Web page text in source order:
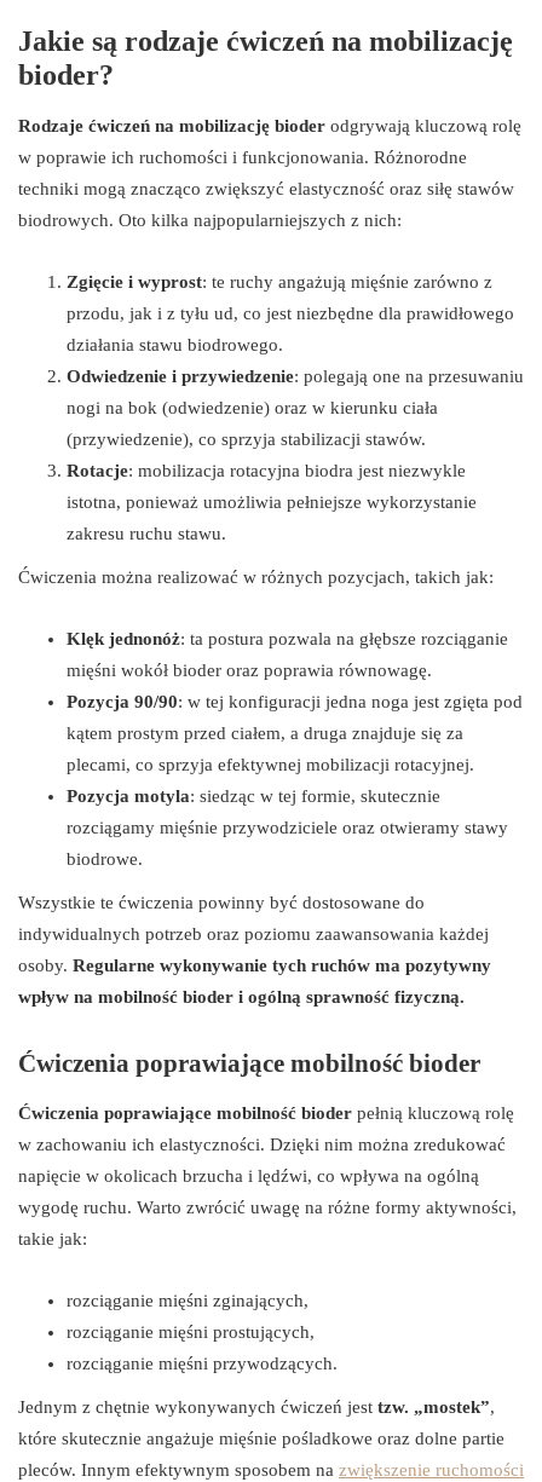
Jakie są rodzaje ćwiczeń na mobilizację
bioder?
Rodzaje ćwiczeń na mobilizację bioder odgrywają kluczową rolę
w poprawie ich ruchomości i funkcjonowania. Różnorodne
techniki mogą znacząco zwiększyć elastyczność oraz siłę stawów
biodrowych. Oto kilka najpopularniejszych z nich:
Zgięcie i wyprost: te ruchy angażują mięśnie zarówno z
przodu, jak i z tyłu ud, co jest niezbędne dla prawidłowego
działania stawu biodrowego.
Odwiedzenie i przywiedzenie: polegają one na przesuwaniu
nogi na bok (odwiedzenie) oraz w kierunku ciała
(przywiedzenie), co sprzyja stabilizacji stawów.
Rotacje: mobilizacja rotacyjna biodra jest niezwykle
istotna, ponieważ umożliwia pełniejsze wykorzystanie
zakresu ruchu stawu.
Ćwiczenia można realizować w różnych pozycjach, takich jak:
Klęk jednonóż: ta postura pozwala na głębsze rozciąganie
mięśni wokół bioder oraz poprawia równowagę.
Pozycja 90/90: w tej konfiguracji jedna noga jest zgięta pod
kątem prostym przed ciałem, a druga znajduje się za
plecami, co sprzyja efektywnej mobilizacji rotacyjnej.
Pozycja motyla: siedząc w tej formie, skutecznie
rozciągamy mięśnie przywodziciele oraz otwieramy stawy
biodrowe.
Wszystkie te ćwiczenia powinny być dostosowane do
indywidualnych potrzeb oraz poziomu zaawansowania każdej
osoby. Regularne wykonywanie tych ruchów ma pozytywny
wpływ na mobilność bioder i ogólną sprawność fizyczną.
Ćwiczenia poprawiające mobilność bioder
Ćwiczenia poprawiające mobilność bioder pełnią kluczową rolę
w zachowaniu ich elastyczności. Dzięki nim można zredukować
napięcie w okolicach brzucha i lędźwi, co wpływa na ogólną
wygodę ruchu. Warto zwrócić uwagę na różne formy aktywności,
takie jak:
rozciąganie mięśni zginających,
rozciąganie mięśni prostujących,
rozciąganie mięśni przywodzących.
Jednym z chętnie wykonywanych ćwiczeń jest tzw. „mostek”,
które skutecznie angażuje mięśnie pośladkowe oraz dolne partie
pleców. Innym efektywnym sposobem na zwiększenie ruchomości